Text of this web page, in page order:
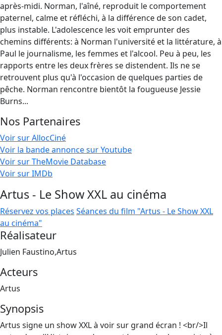
après-midi. Norman, l'aîné, reproduit le comportement
paternel, calme et réfléchi, à la différence de son cadet,
plus instable. L'adolescence les voit emprunter des
chemins différents: à Norman l'université et la littérature, à
Paul le journalisme, les femmes et l'alcool. Peu à peu, les
rapports entre les deux frères se distendent. Ils ne se
retrouvent plus qu'à l'occasion de quelques parties de
pêche. Norman rencontre bientôt la fougueuse Jessie
Burns...
Nos Partenaires
Voir sur AllocCiné
Voir la bande annonce sur Youtube
Voir sur TheMovie Database
Voir sur IMDb
Artus - Le Show XXL au cinéma
Réservez vos places Séances du film "Artus - Le Show XXL
au cinéma"
Réalisateur
Julien Faustino,Artus
Acteurs
Artus
Synopsis
Artus signe un show XXL à voir sur grand écran ! <br/>Il